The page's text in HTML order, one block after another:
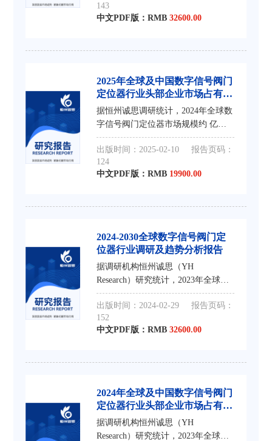
143
中文PDF版：RMB32600.00
2025年全球及中国数字信号阀门
定位器行业头部企业市场占有率
及排名调研报告
据恒州诚思调研统计，2024年全球数
字信号阀门定位器市场规模约 亿
元，预计未来将持续保持平稳增长的
态势，到2031年市场规模将接近 亿
元，未来六年CAGR为 %。
出版时间：2025-02-10
报告页码：
124
中文PDF版：RMB 19900.00
2024-2030全球数字信号阀门定
位器行业调研及趋势分析报告
据调研机构恒州诚思（YH
Research）研究统计，2023年全球数
字信号阀门定位器市场规模约 亿
元，2019-2023年年复合增长率CAGR
约为%，预计未来将持续保持平稳增
长的态势，到2030年市场规模将接近
出版时间：2024-02-29
报告页码：
152
中文PDF版：RMB32600.00
2024年全球及中国数字信号阀门
定位器行业头部企业市场占有率
及排名调研报告
据调研机构恒州诚思（YH
Research）研究统计，2023年全球数